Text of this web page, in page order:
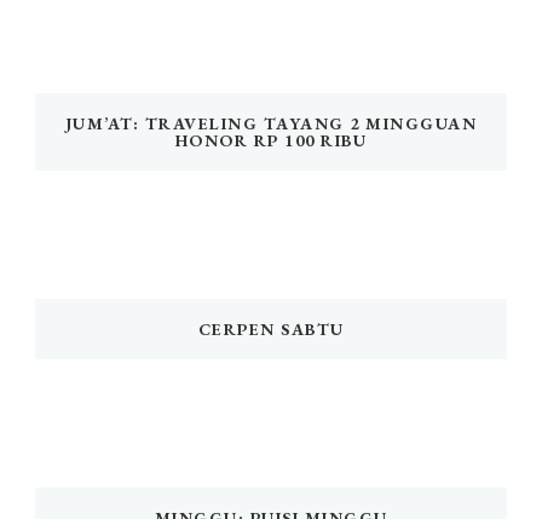
JUM’AT: TRAVELING TAYANG 2 MINGGUAN
HONOR RP 100 RIBU
CERPEN SABTU